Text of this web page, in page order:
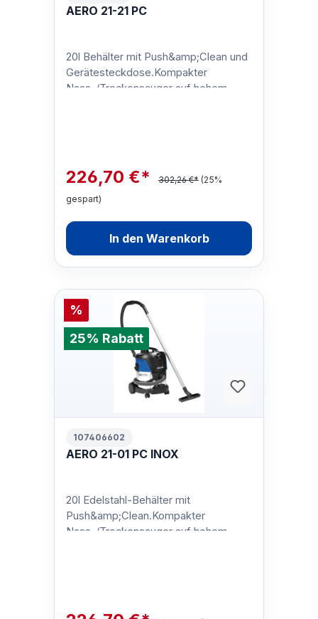
AERO 21-21 PC
20l Behälter mit Push&amp;Clean und
Gerätesteckdose.Kompakter
Nass-/Trockensauger auf hohem
226,70 €* 302,26 €* (25%
gespart)
In den Warenkorb
%
25% Rabatt
107406602
AERO 21-01 PC INOX
20l Edelstahl-Behälter mit
Push&amp;Clean.Kompakter
Nass-/Trockensauger auf hohem